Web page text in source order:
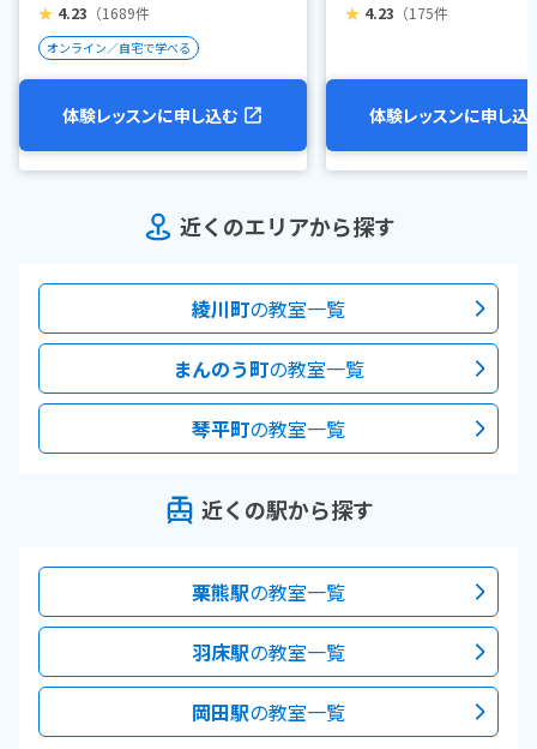
★ 4.23 （1689件
オンライン／自宅で学べる
体験レッスンに申し込む
★ 4.23 （175件
体験レッスンに申し込
近くのエリアから探す
綾川町の教室一覧
まんのう町の教室一覧
琴平町の教室一覧
近くの駅から探す
栗熊駅の教室一覧
羽床駅の教室一覧
岡田駅の教室一覧